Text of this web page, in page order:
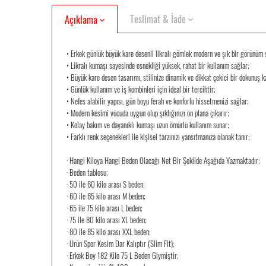
Açıklama Teslimat & İade
• Erkek günlük büyük kare desenli likralı gömlek modern ve şık bir görünüm
• Likralı kumaşı sayesinde esnekliği yüksek, rahat bir kullanım sağlar;
• Büyük kare desen tasarımı, stilinize dinamik ve dikkat çekici bir dokunuş
• Günlük kullanım ve iş kombinleri için ideal bir tercihtir;
• Nefes alabilir yapısı, gün boyu ferah ve konforlu hissetmenizi sağlar;
• Modern kesimi vücuda uygun olup şıklığınızı ön plana çıkarır;
• Kolay bakım ve dayanıklı kumaşı uzun ömürlü kullanım sunar;
• Farklı renk seçenekleri ile kişisel tarzınızı yansıtmanıza olanak tanır;
· Hangi Kiloya Hangi Beden Olacağı Net Bir Şekilde Aşağıda Yazmaktadır;
· Beden tablosu;
· 50 ile 60 kilo arası S beden;
· 60 ile 65 kilo arası M beden;
· 65 ile 75 kilo arası L beden;
· 75 ile 80 kilo arası XL beden;
· 80 ile 85 kilo arası XXL beden;
· Ürün Spor Kesim Dar Kalıptır (Slim Fit);
· Erkek Boy 182 Kilo 75 L Beden Giymiştir;